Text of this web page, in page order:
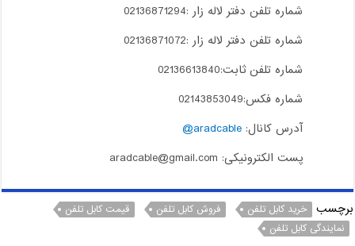
شماره تلفن دفتر لاله زار :02136871294
شماره تلفن دفتر لاله زار :02136871072
شماره تلفن ثابت:02136613840
شماره فکس:02143853049
آدرس کانال:aradcable@
پست الکترونیکی: aradcable@gmail.com
برچسب خرید کابل تلفن فروش کابل تلفن
قیمت کابل تلفن
نمایندگی کابل تلفن